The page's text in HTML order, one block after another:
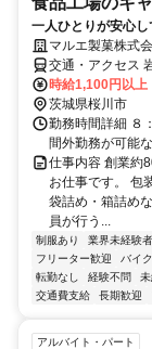
一人ひとりが安心し
マルエ製菓株式
交通・アクセス
時給1,100円以上
茨城県桜川市
勤務時間詳細 ８
間外勤務が可能
仕事内容 創業約
お仕事です。 包
袋詰め・箱詰め
員が行う...
制服あり 業界未経験
フリーター歓迎
バイ
転勤なし
経験不問
交通費支給
長期歓迎
アルバイト・パート